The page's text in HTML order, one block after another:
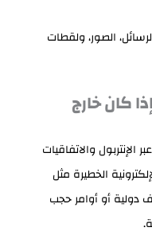
الصور، ولقطات
كان خارج
الإنتربول والاتفاقيات
الخطيرة مثل
دولية أو أوامر حجب